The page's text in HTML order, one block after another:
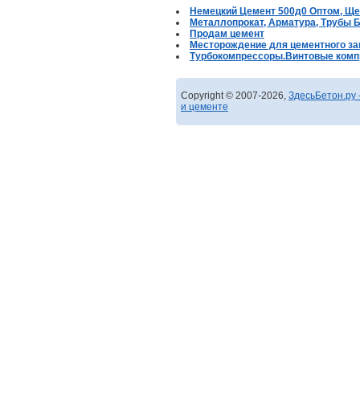
Немецкий Цемент 500д0 Оптом,
Металлопрокат, Арматура, Трубы
Продам цемент
Месторождение для цементного
Турбокомпрессоры.Винтовые
Copyright © 2007-2026,
и цементе